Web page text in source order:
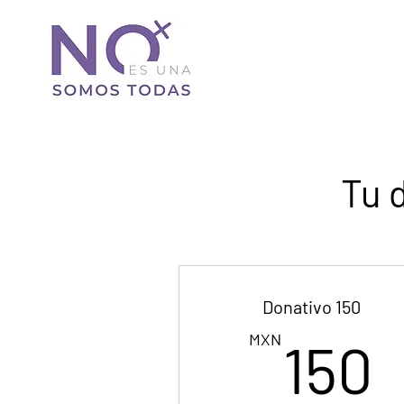
Tu
Donativo 150
MXN 150